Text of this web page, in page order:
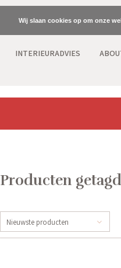
INTERIEURADVIES
Producten
Nieuwste producten
Wij slaan cookies op om onze